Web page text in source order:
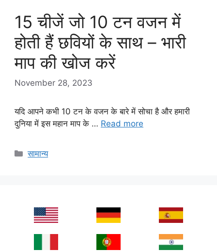
15 चीजें जो 10 टन वजन में
होती हैं छवियों के साथ – भारी
माप की खोज करें
November 28, 2023
यदि आपने कभी 10 टन के वजन के बारे में सोचा है और हमारी
दुनिया में इस महान माप के … Read more
Categories
सामान्य